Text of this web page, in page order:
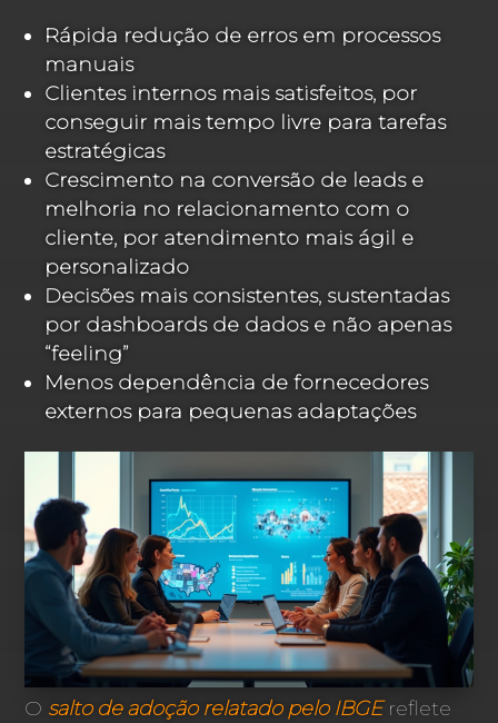
Rápida redução de erros em processos
manuais
Clientes internos mais satisfeitos, por
conseguir mais tempo livre para tarefas
estratégicas
Crescimento na conversão de leads e
melhoria no relacionamento com o
cliente, por atendimento mais ágil e
personalizado
Decisões mais consistentes, sustentadas
por dashboards de dados e não apenas
“feeling”
Menos dependência de fornecedores
externos para pequenas adaptações
O salto de adoção relatado pelo IBGEreflete